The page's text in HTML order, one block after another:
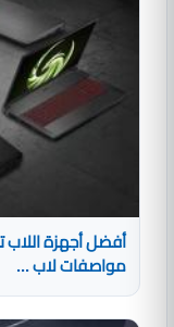
مواصفات لاب ...